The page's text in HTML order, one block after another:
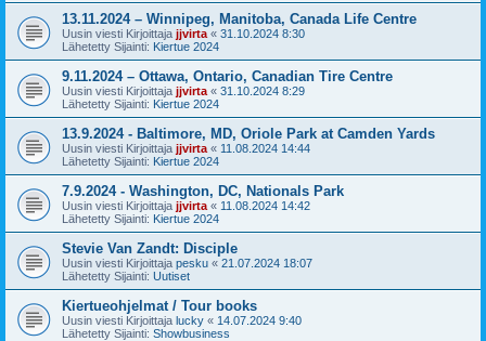
13.11.2024 – Winnipeg, Manitoba, Canada Life Centre
Uusin viesti Kirjoittaja jjvirta « 31.10.2024 8:30
Lähetetty Sijainti: Kiertue 2024
9.11.2024 – Ottawa, Ontario, Canadian Tire Centre
Uusin viesti Kirjoittaja jjvirta « 31.10.2024 8:29
Lähetetty Sijainti: Kiertue 2024
13.9.2024 - Baltimore, MD, Oriole Park at Camden Yards
Uusin viesti Kirjoittaja jjvirta « 11.08.2024 14:44
Lähetetty Sijainti: Kiertue 2024
7.9.2024 - Washington, DC, Nationals Park
Uusin viesti Kirjoittaja jjvirta « 11.08.2024 14:42
Lähetetty Sijainti: Kiertue 2024
Stevie Van Zandt: Disciple
Uusin viesti Kirjoittaja pesku « 21.07.2024 18:07
Lähetetty Sijainti: Uutiset
Kiertueohjelmat / Tour books
Uusin viesti Kirjoittaja lucky « 14.07.2024 9:40
Lähetetty Sijainti: Showbusiness